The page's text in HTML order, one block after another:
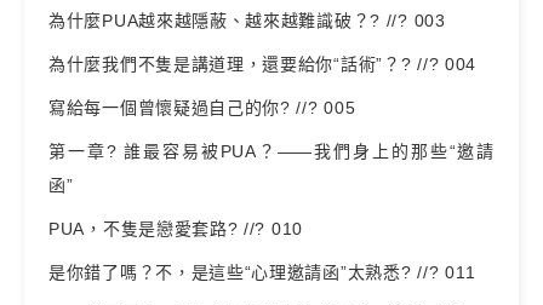
為什麼PUA越來越隱蔽、越來越難識破？? //? 003
為什麼我們不隻是講道理，還要給你“話術”？? //? 004
寫給每一個曾懷疑過自己的你? //? 005
第一章? 誰最容易被PUA？——我們身上的那些“邀請
函”
PUA，不隻是戀愛套路? //? 010
是你錯了嗎？不，是這些“心理邀請函”太熟悉? //? 011